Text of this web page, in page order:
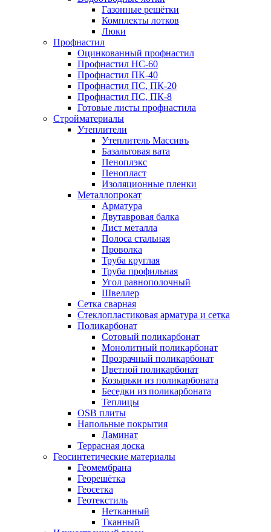
Газонные решётки
Комплекты лотков
Люки
Профнастил
Оцинкованный профнастил
Профнастил НС-60
Профнастил ПК-40
Профнастил ПС, ПК-20
Профнастил ПС, ПК-8
Готовые листы профнастила
Стройматериалы
Утеплители
Утеплитель Массивъ
Базальтовая вата
Пеноплэкс
Пенопласт
Изоляционные пленки
Металлопрокат
Арматура
Двутавровая балка
Лист металла
Полоса стальная
Проволка
Труба круглая
Труба профильная
Угол равнополочный
Швеллер
Сетка сварная
Стеклопластиковая арматура и сетка
Поликарбонат
Сотовый поликарбонат
Монолитный поликарбонат
Прозрачный поликарбонат
Цветной поликарбонат
Козырьки из поликарбоната
Беседки из поликарбоната
Теплицы
OSB плиты
Напольные покрытия
Ламинат
Террасная доска
Геосинтетические материалы
Геомембрана
Георешётка
Геосетка
Геотекстиль
Нетканный
Тканный